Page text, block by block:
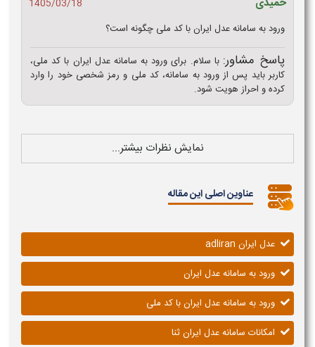
1405/03/18
ورود به سامانه عدل ایران با کد ملی چگونه است؟
پاسخ مشاور: با سلام. برای ورود به سامانه عدل ایران با کد ملی،
کاربر باید پس از ورود به سامانه، کد ملی و رمز شخصی خود را وارد
کرده و احراز هویت شود.
نمایش نظرات بیشتر...
عناوین اصلی این مقاله
عدل ایران adliran
ورود به سامانه عدل ایران
ورود به سامانه عدل ایران با کد ملی
امکانات سامانه عدل ایران ثنا